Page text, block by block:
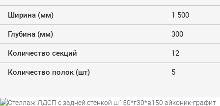
Ширина (мм) 1 500
Глубина (мм) 300
Количество секций 12
Количество полок (шт) 5